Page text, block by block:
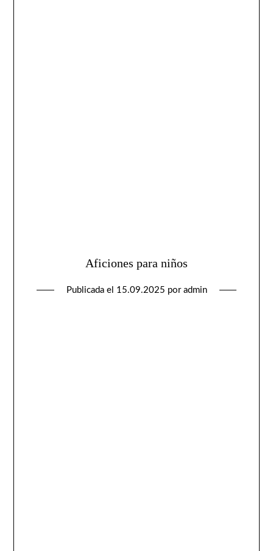
Aficiones para niños
Publicada el 15.09.2025 por admin